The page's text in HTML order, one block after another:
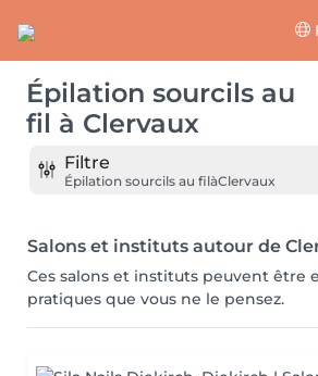
Épilation sourcils au
fil à Clervaux
Filtre
Épilation sourcils au filàClervaux
Salons et instituts autour de
Ces salons et instituts peuvent être
pratiques que vous ne le pensez.